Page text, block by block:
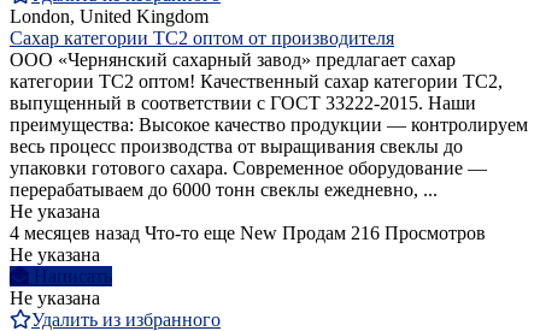
London, United Kingdom
Сахар категории ТС2 оптом от производителя
ООО «Чернянский сахарный завод» предлагает сахар
категории ТС2 оптом! Качественный сахар категории ТС2,
выпущенный в соответствии с ГОСТ 33222-2015. Наши
преимущества: Высокое качество продукции — контролируем
весь процесс производства от выращивания свеклы до
упаковки готового сахара. Современное оборудование —
перерабатываем до 6000 тонн свеклы ежедневно, ...
Не указана
4 месяцев назад Что-то еще New Продам 216 Просмотров
Не указана
Написать
Не указана
Удалить из избранного